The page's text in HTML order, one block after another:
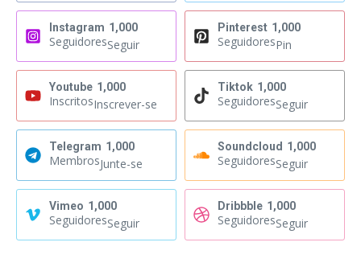
Instagram 1,000
SeguidoresSeguir
Pinterest 1,000
SeguidoresPin
Youtube 1,000
InscritosInscrever-se
Tiktok 1,000
SeguidoresSeguir
Telegram 1,000
MembrosJunte-se
Soundcloud 1,000
SeguidoresSeguir
Vimeo 1,000
SeguidoresSeguir
Dribbble 1,000
SeguidoresSeguir